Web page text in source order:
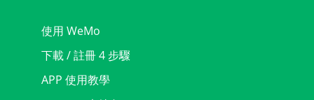
使用 WeMo
下載 / 註冊 4 步驟
APP 使用教學